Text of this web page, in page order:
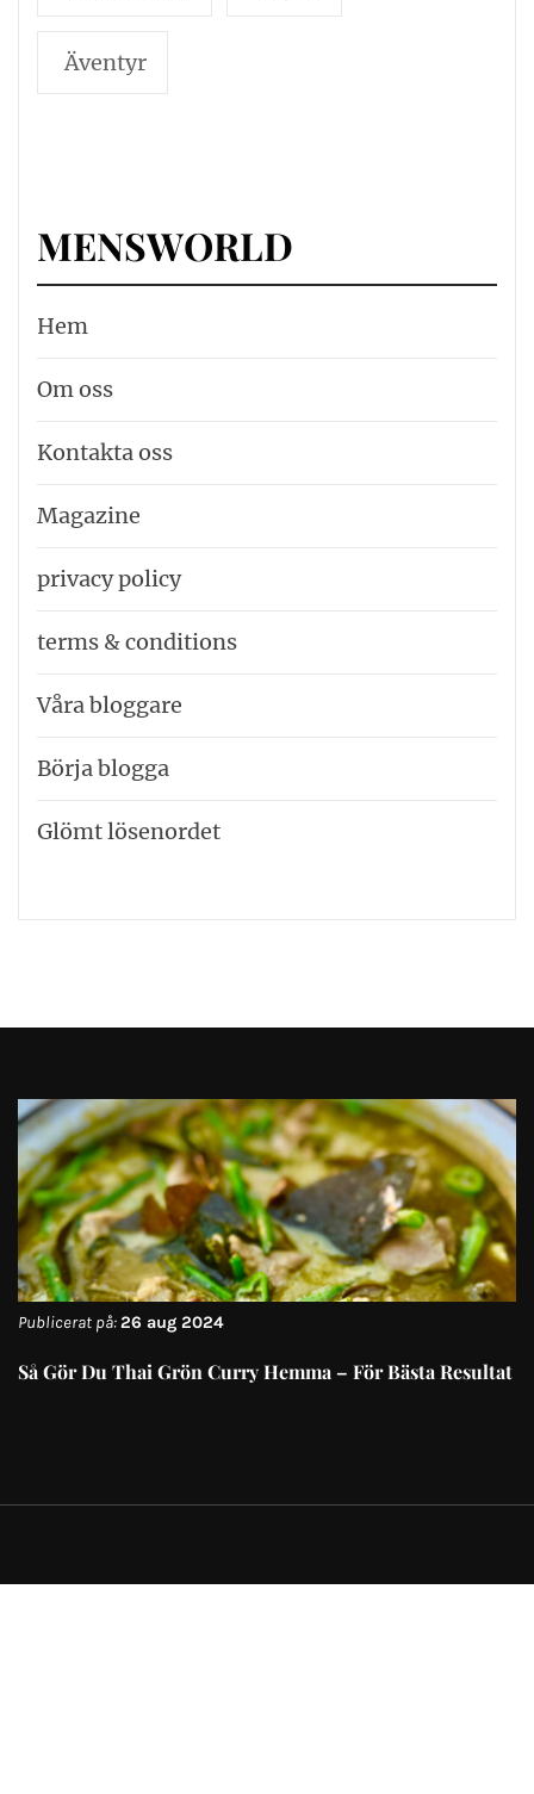
Äventyr
MENSWORLD
Hem
Om oss
Kontakta oss
Magazine
privacy policy
terms & conditions
Våra bloggare
Börja blogga
Glömt lösenordet
Publicerat på:26 aug 2024
Så Gör Du Thai Grön Curry Hemma – För Bästa Resultat